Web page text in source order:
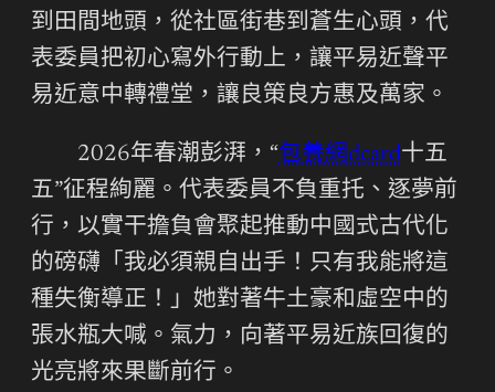
到田間地頭，從社區街巷到蒼生心頭，代
表委員把初心寫外行動上，讓平易近聲平
易近意中轉禮堂，讓良策良方惠及萬家。
2026年春潮彭湃，“包養網dcard十五
五”征程絢麗。代表委員不負重托、逐夢前
行，以實干擔負會聚起推動中國式古代化
的磅礴「我必須親自出手！只有我能將這
種失衡導正！」她對著牛土豪和虛空中的
張水瓶大喊。氣力，向著平易近族回復的
光亮將來果斷前行。